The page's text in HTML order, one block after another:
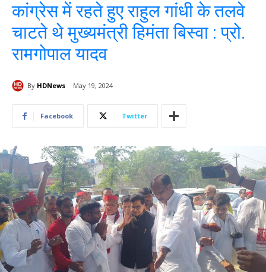
कांग्रेस में रहते हुए राहुल गांधी के तलवे
चाटते थे मुख्यमंत्री हिमंता बिस्वा : प्रो.
रामगोपाल यादव
By HDNews May 19, 2024
Facebook Twitter